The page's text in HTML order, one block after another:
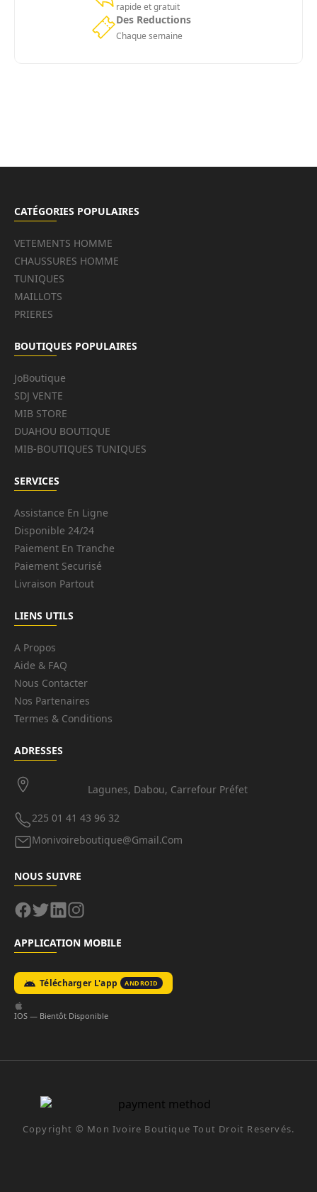
rapide et gratuit
Des Reductions
Chaque semaine
CATÉGORIES POPULAIRES
VETEMENTS HOMME
CHAUSSURES HOMME
TUNIQUES
MAILLOTS
PRIERES
BOUTIQUES POPULAIRES
JoBoutique
SDJ VENTE
MIB STORE
DUAHOU BOUTIQUE
MIB-BOUTIQUES TUNIQUES
SERVICES
Assistance En Ligne
Disponible 24/24
Paiement En Tranche
Paiement Securisé
Livraison Partout
LIENS UTILS
A Propos
Aide & FAQ
Nous Contacter
Nos Partenaires
Termes & Conditions
ADRESSES
Lagunes, Dabou, Carrefour Préfet
225 01 41 43 96 32
Monivoireboutique@gmail.com
NOUS SUIVRE
APPLICATION MOBILE
Télécharger L'app ANDROID
IOS — Bientôt Disponible
Copyright © Mon Ivoire Boutique Tout Droit Reservés.